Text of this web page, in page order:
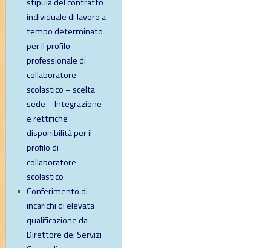
individuale di lavoro a
tempo determinato
per il profilo
professionale di
collaboratore
scolastico – scelta
sede – Integrazione
e rettifiche
disponibilità per il
profilo di
collaboratore
scolastico
Conferimento di
incarichi di elevata
qualificazione da
Direttore dei Servizi